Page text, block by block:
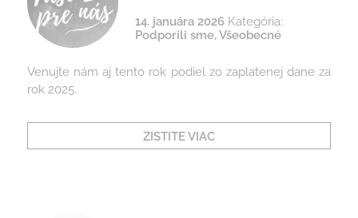
14. januára 2026Kategória:
Podporili sme,Všeobecné
Venujte nám aj tento rok podiel zo zaplatenej dane za
rok 2025.
ZISTITE VIAC